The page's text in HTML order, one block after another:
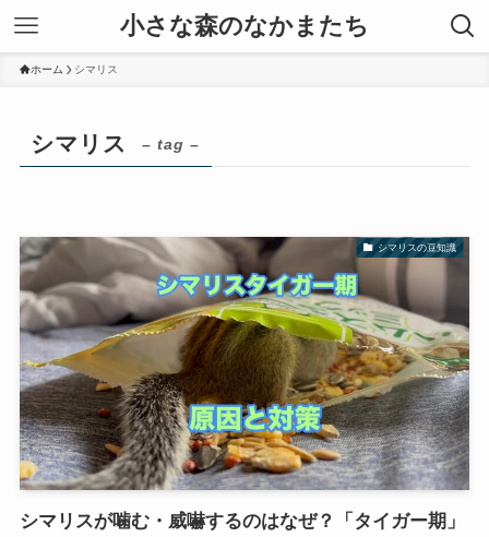
小さな森のなかまたち
ホーム シマリス
シマリス – tag –
シマリスの豆知識
シマリスが噛む・威嚇するのはなぜ？「タイガー期」